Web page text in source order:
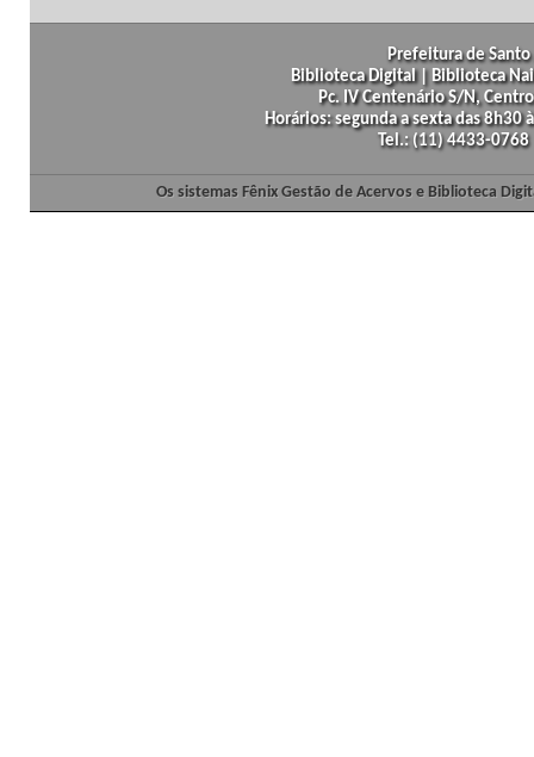
Prefeitura de
Biblioteca Digital | Biblioteca
Pc. IV Centenário S/N,
Horários: segunda a sexta das
Tel.: (11) 4433-
Os sistemas Fênix Gestão de Acervos e Biblioteca